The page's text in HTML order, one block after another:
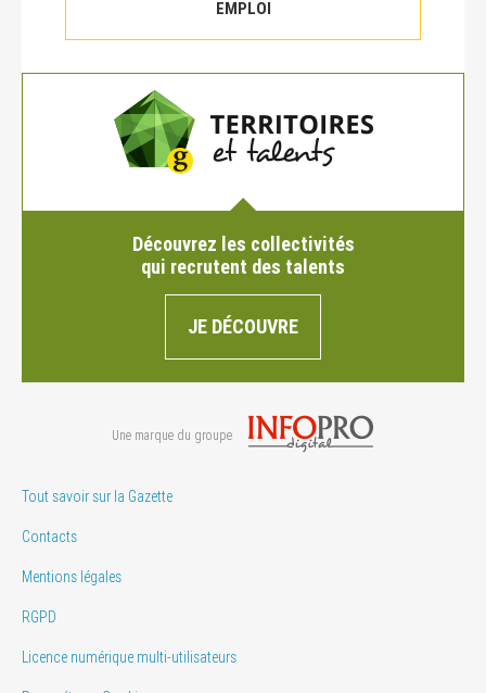
EMPLOI
Découvrez les collectivités
qui recrutent des talents
JE DÉCOUVRE
Une marque du groupe
Tout savoir sur la Gazette
Contacts
Mentions légales
RGPD
Licence numérique multi-utilisateurs